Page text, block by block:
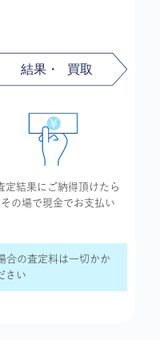
定結果に ご納得頂けたら
その場で現金で お支払い
合の査定料は一切かか
さい